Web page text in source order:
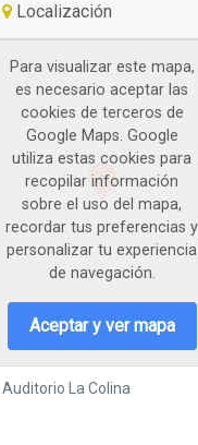
Localización
Para visualizar este mapa,
es necesario aceptar las
cookies de terceros de
Google Maps. Google
utiliza estas cookies para
recopilar información
sobre el uso del mapa,
recordar tus preferencias y
personalizar tu experiencia
de navegación.
Aceptar y ver mapa
Auditorio La Colina